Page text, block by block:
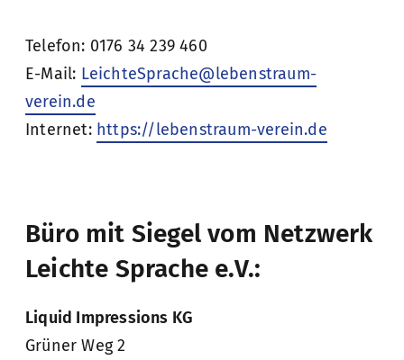
Telefon: 0176 34 239 460
E-Mail: LeichteSprache@lebenstraum-
verein.de
Internet: https://lebenstraum-verein.de
Büro mit Siegel vom Netzwerk
Leichte Sprache e.V.:
Liquid Impressions KG
Grüner Weg 2